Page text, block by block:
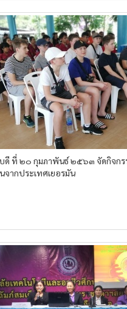
ที่ ๒๐ กุมภาพันธ์ ๒๕๖๓ จัดกิจกร
จากประเทศเยอรมัน